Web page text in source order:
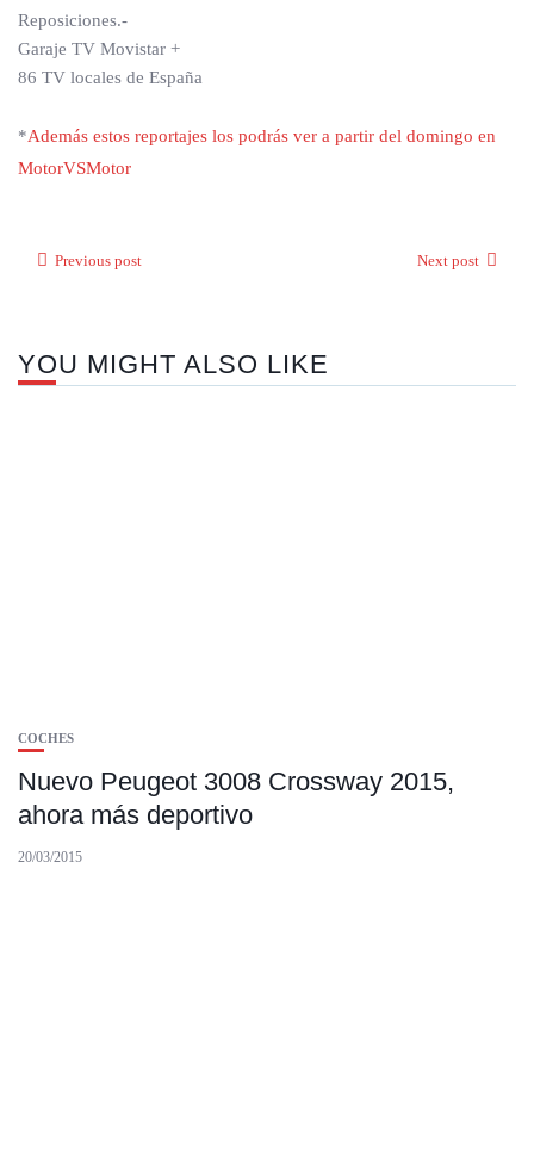
Reposiciones.-
Garaje TV Movistar +
86 TV locales de España
*Además estos reportajes los podrás ver a partir del domingo en
MotorVSMotor
Previous post Next post
YOU MIGHT ALSO LIKE
COCHES
Nuevo Peugeot 3008 Crossway 2015,
ahora más deportivo
20/03/2015